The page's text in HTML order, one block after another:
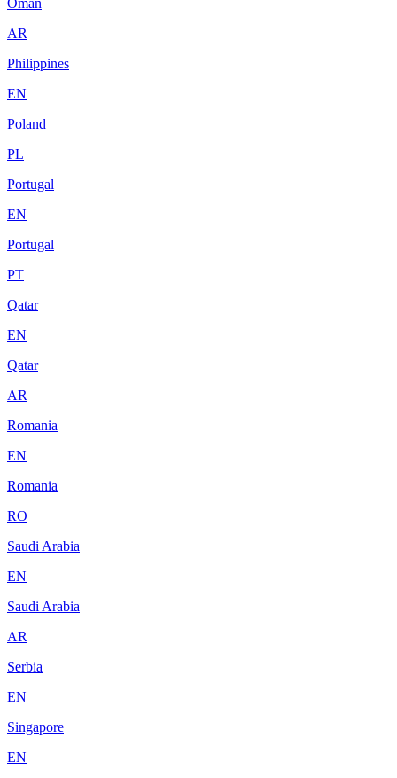
AR
Philippines
EN
Poland
PL
Portugal
EN
Portugal
PT
Qatar
EN
Qatar
AR
Romania
EN
Romania
RO
Saudi Arabia
EN
Saudi Arabia
AR
Serbia
EN
Singapore
EN